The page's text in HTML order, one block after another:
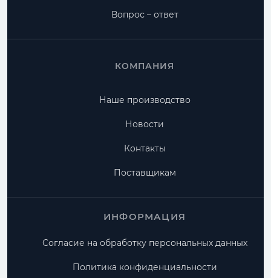
Вопрос – ответ
КОМПАНИЯ
Наше производство
Новости
Контакты
Поставщикам
ИНФОРМАЦИЯ
Согласие на обработку персональных данных
Политика конфиденциальности